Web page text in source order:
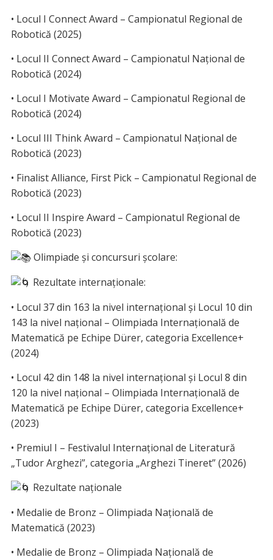
• Locul I Connect Award – Campionatul Regional de
Robotică (2025)
• Locul II Connect Award – Campionatul Național de
Robotică (2024)
• Locul I Motivate Award – Campionatul Regional de
Robotică (2024)
• Locul III Think Award – Campionatul Național de
Robotică (2023)
• Finalist Alliance, First Pick – Campionatul Regional de
Robotică (2023)
• Locul II Inspire Award – Campionatul Regional de
Robotică (2023)
Olimpiade și concursuri școlare:
Rezultate internaționale:
• Locul 37 din 163 la nivel internațional și Locul 10 din
143 la nivel național – Olimpiada Internațională de
Matematică pe Echipe Dürer, categoria Excellence+
(2024)
• Locul 42 din 148 la nivel internațional și Locul 8 din
120 la nivel național – Olimpiada Internațională de
Matematică pe Echipe Dürer, categoria Excellence+
(2023)
• Premiul I – Festivalul Internațional de Literatură
„Tudor Arghezi”, categoria „Arghezi Tineret” (2026)
Rezultate naționale
• Medalie de Bronz – Olimpiada Națională de
Matematică (2023)
• Medalie de Bronz – Olimpiada Națională de